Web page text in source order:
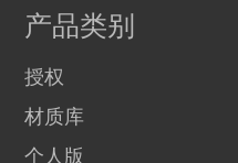
产品类别
授权
材质库
个人版